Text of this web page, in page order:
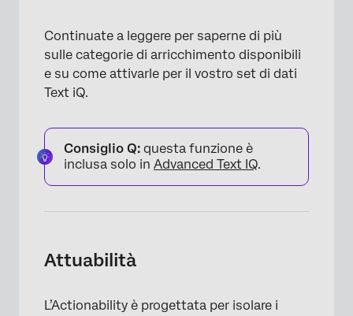
Continuate a leggere per saperne di più
sulle categorie di arricchimento disponibili
e su come attivarle per il vostro set di dati
Text iQ.
Consiglio Q: questa funzione è
inclusa solo in Advanced Text IQ.
Attuabilità
L’Actionability è progettata per isolare i